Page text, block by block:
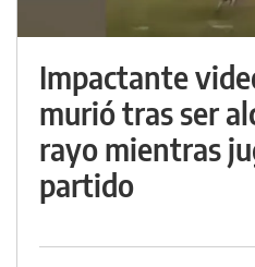
Impactante
murió tras ser
rayo mientras
partido